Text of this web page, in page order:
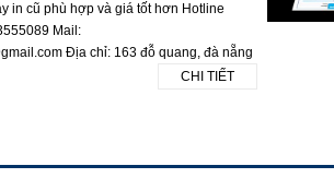
in cũ phù hợp và giá tốt hơn Hotline
Mail:
Địa chỉ: 163 đỗ quang, đà nẵng
CHI TIẾT